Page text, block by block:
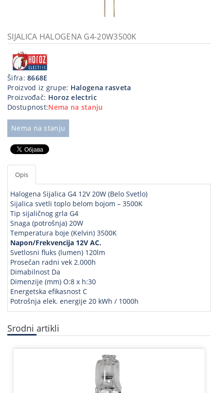
priključci
Kućna
tehnika
Poslovna
oprema,računari
SIJALICA HALOGENA G4-20W3500K
Šifra:8668E
Proizvod iz grupe: Halogena rasveta
Proizvođač: Horoz electric
Dostupnost:Nema na stanju
Nema na stanju
Opis
Halogena Sijalica G4 12V 20W (Belo Svetlo)
Sijalica svetli toplo belom bojom – 3500K
Tip sijaličnog grla G4
Snaga (potrošnja) 20W
Temperatura boje (Kelvin) 3500K
Napon/Frekvencija 12V AC.
Svetlosni fluks (lumen) 120lm
Prosečan radni vek 2.000h
Dimabilnost Da
Dimenzije (mm) O:8 x h:30
Energetska efikasnost C
Potrošnja elek. energije 20 kWh / 1000h
Srodni artikli